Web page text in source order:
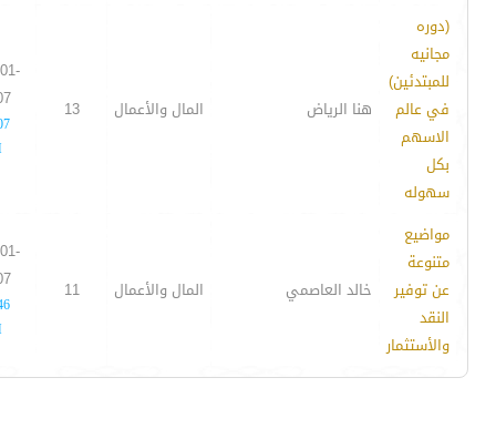
(دوره
مجانيه
للمبتدئين)
في عالم
الاسهم
بكل
سهوله
هنا الرياض المال والأعمال 13
مواضيع
متنوعة
عن توفير
النقد
والأستثمار
خالد العاصمي المال والأعمال 11